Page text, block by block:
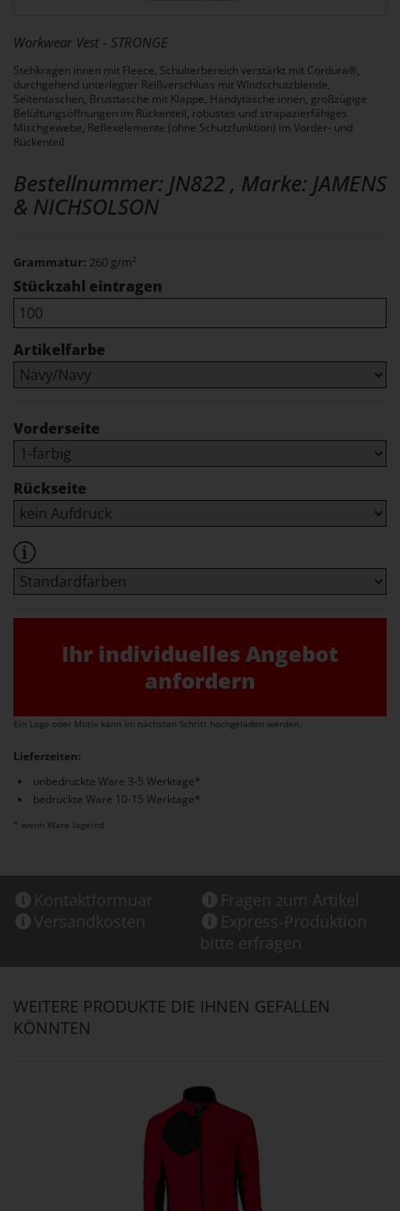
Workwear Vest - STRONGE
Stehkragen innen mit Fleece, Schulterbereich verstärkt mit Cordura®,
durchgehend unterlegter Reißverschluss mit Windschutzblende,
Seitentaschen, Brusttasche mit Klappe, Handytasche innen, großzügige
Belüftungsöffnungen im Rückenteil, robustes und strapazierfähiges
Mischgewebe, Reflexelemente (ohne Schutzfunktion) im Vorder- und
Rückenteil
Bestellnummer: JN822 , Marke: JAMENS
& NICHSOLSON
Grammatur: 260 g/m²
Stückzahl eintragen
Artikelfarbe
Vorderseite
Rückseite
Ihr individuelles Angebot
anfordern
Ein Logo oder Motiv kann im nächsten Schritt hochgeladen werden.
Lieferzeiten:
unbedruckte Ware 3-5 Werktage*
bedruckte Ware 10-15 Werktage*
* wenn Ware lagernd
Kontaktformuar
Fragen zum Artikel
Versandkosten
Express-Produktion
bitte erfragen
WEITERE PRODUKTE DIE IHNEN GEFALLEN
KÖNNTEN